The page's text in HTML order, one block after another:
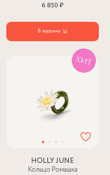
6 850 ₽
В корзину
HOLLY JUNE
Кольцо Ромашка